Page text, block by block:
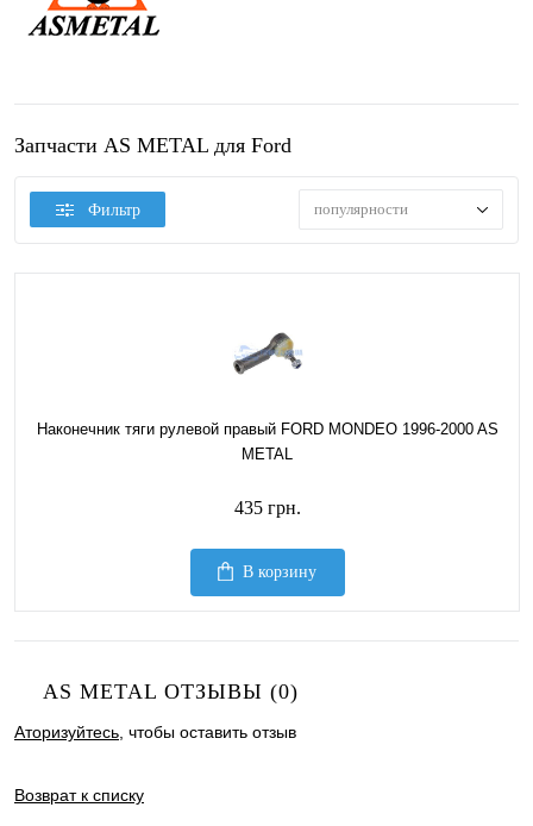
Запчасти AS METAL для Ford
Фильтр популярности
Наконечник тяги рулевой правый FORD MONDEO 1996-2000 AS
METAL
435 грн.
В корзину
AS METAL ОТЗЫВЫ (0)
Аторизуйтесь , чтобы оставить отзыв
Возврат к списку